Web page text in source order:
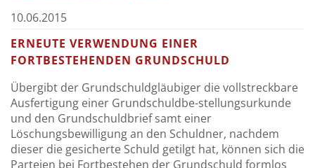
10.06.2015
ERNEUTE VERWENDUNG EINER
FORTBESTEHENDEN GRUNDSCHULD
Übergibt der Grundschuldgläubiger die vollstreckbare
Ausfertigung einer Grundschuldbe-stellungsurkunde
und den Grundschuldbrief samt einer
Löschungsbewilligung an den Schuldner, nachdem
dieser die gesicherte Schuld getilgt hat, können sich die
Parteien bei Fortbestehen der Grundschuld formlos